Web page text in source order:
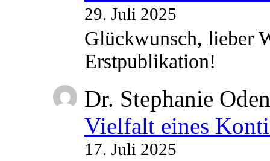
29. Juli 2025
Glückwunsch, lieber
Erstpublikation!
Dr. Stephanie
Vielfalt eines
17. Juli 2025